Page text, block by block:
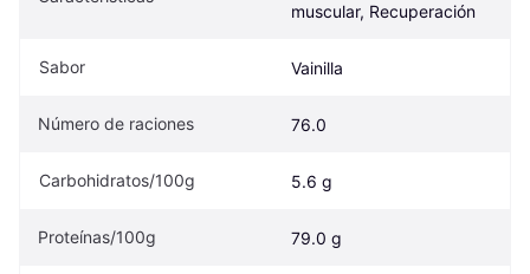
muscular, Recuperación
Sabor Vainilla
Número de raciones 76.0
Carbohidratos/100g 5.6 g
Proteínas/100g 79.0 g